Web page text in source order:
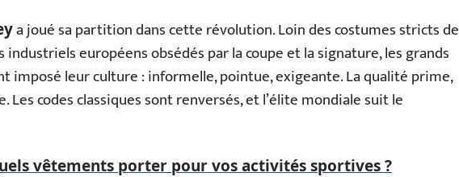
a joué sa partition dans cette révolution. Loin des costumes stricts de
industriels européens obsédés par la coupe et la signature, les grands
imposé leur culture : informelle, pointue, exigeante. La qualité prime,
Les codes classiques sont renversés, et l’élite mondiale suit le
vêtements porter pour vos activités sportives ?